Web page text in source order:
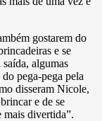
gostarem do
e se
algumas
pega-pega pela
disseram Nicole,
e de se
mais divertida”.